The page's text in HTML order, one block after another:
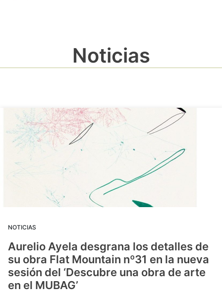
Noticias
NOTICIAS
Aurelio Ayela desgrana los detalles de
su obra Flat Mountain nº31 en la nueva
sesión del ‘Descubre una obra de arte
en el MUBAG’